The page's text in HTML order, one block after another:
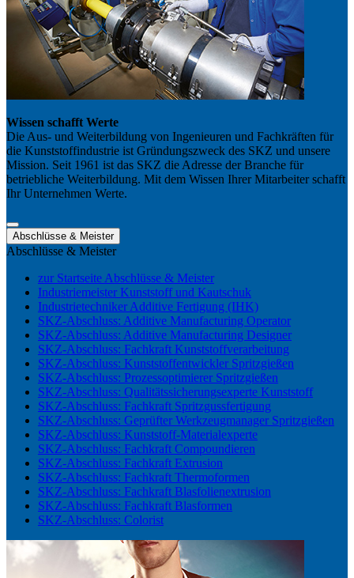
Wissen schafft Werte
Die Aus- und Weiterbildung von Ingenieuren und Fachkräften für
die Kunststoffindustrie ist Gründungszweck des SKZ und unsere
Mission. Seit 1961 ist das SKZ die Adresse der Branche für
betriebliche Weiterbildung. Mit dem Wissen Ihrer Mitarbeiter schafft
Ihr Unternehmen Werte.
Abschlüsse & Meister
Abschlüsse & Meister
zur Startseite Abschlüsse & Meister
Industriemeister Kunststoff und Kautschuk
Industrietechniker Additive Fertigung (IHK)
SKZ-Abschluss: Additive Manufacturing Operator
SKZ-Abschluss: Additive Manufacturing Designer
SKZ-Abschluss: Fachkraft Kunststoffverarbeitung
SKZ-Abschluss: Kunststoffentwickler Spritzgießen
SKZ-Abschluss: Prozessoptimierer Spritzgießen
SKZ-Abschluss: Qualitätssicherungsexperte Kunststoff
SKZ-Abschluss: Fachkraft Spritzgussfertigung
SKZ-Abschluss: Geprüfter Werkzeugmanager Spritzgießen
SKZ-Abschluss: Kunststoff-Materialexperte
SKZ-Abschluss: Fachkraft Compoundieren
SKZ-Abschluss: Fachkraft Extrusion
SKZ-Abschluss: Fachkraft Thermoformen
SKZ-Abschluss: Fachkraft Blasfolienextrusion
SKZ-Abschluss: Fachkraft Blasformen
SKZ-Abschluss: Colorist